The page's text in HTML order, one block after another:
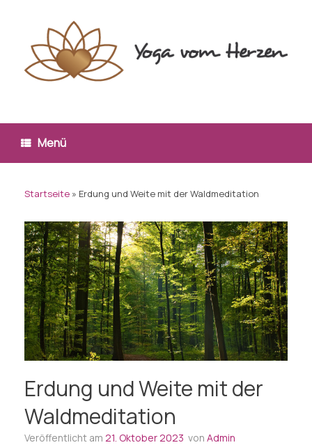
Menü
Startseite » Erdung und Weite mit der Waldmeditation
Erdung und Weite mit der
Waldmeditation
Veröffentlicht am 21. Oktober 2023 von Admin